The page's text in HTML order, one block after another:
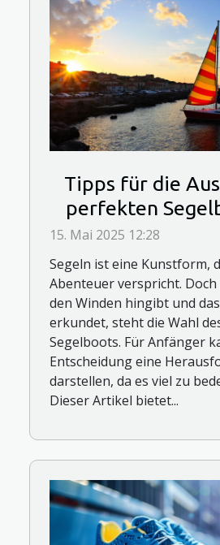
Tipps für die
perfekten
Anfänger
15. Mai 2025 12:28
Segeln ist eine Kunstform,
Abenteuer verspricht.
den Winden hingibt und
erkundet, steht die Wahl
Segelboots. Für Anfänger
Entscheidung eine
darstellen, da es viel zu
Dieser Artikel bietet...